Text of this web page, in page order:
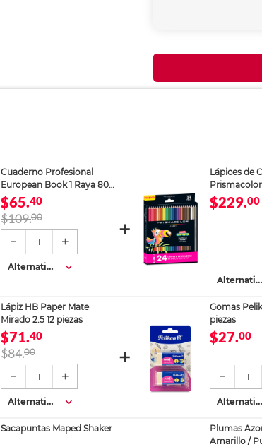
Cuaderno Profesional
European Book 1 Raya 80
Hojas Verde
$65.40
$109.00
1
Alternativa
Lápices de
piezas
$229.00
Alternativa
Lápiz HB Paper Mate
Mirado 2.5 12 piezas
$71.40
$84.00
1
Alternativa
Gomas
piezas
$27.00
1
Alternativa
Sacapuntas Maped Shaker
Plumas
Amarillo /